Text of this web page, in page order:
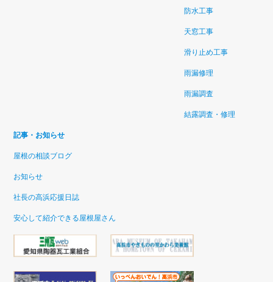
防水工事
天窓工事
滑り止め工事
雨漏修理
雨漏調査
結露調査・修理
記事・お知らせ
屋根の相談ブログ
お知らせ
社長の高浜応援日誌
安心して紹介できる屋根屋さん